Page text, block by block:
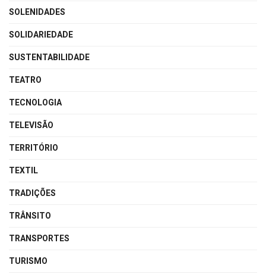
SOLENIDADES
SOLIDARIEDADE
SUSTENTABILIDADE
TEATRO
TECNOLOGIA
TELEVISÃO
TERRITÓRIO
TEXTIL
TRADIÇÕES
TRÂNSITO
TRANSPORTES
TURISMO